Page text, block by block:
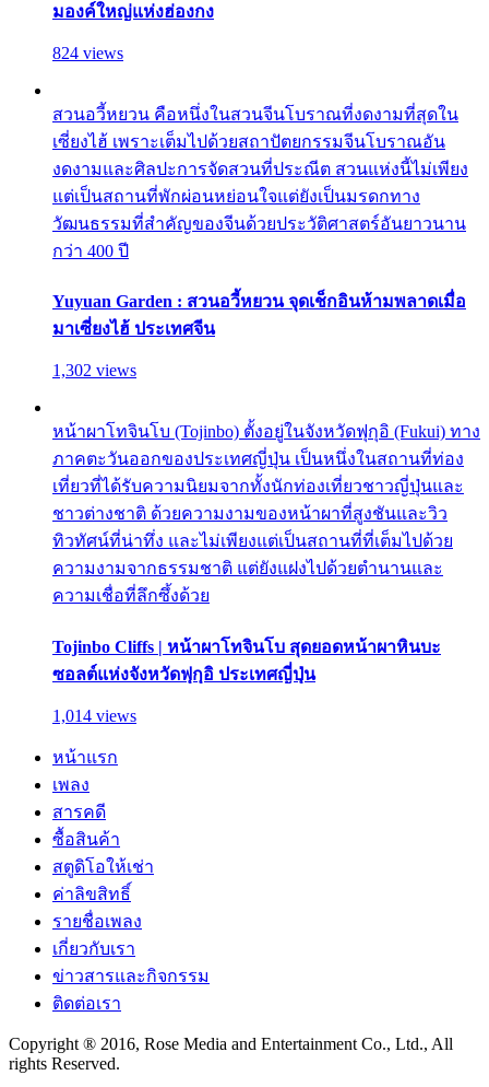
มองค์ใหญ่แห่งฮ่องกง
824 views
สวนอวี้หยวน คือหนึ่งในสวนจีนโบราณที่งดงามที่สุดใน
เซี่ยงไฮ้ เพราะเต็มไปด้วยสถาปัตยกรรมจีนโบราณอัน
งดงามและศิลปะการจัดสวนที่ประณีต สวนแห่งนี้ไม่เพียง
แต่เป็นสถานที่พักผ่อนหย่อนใจแต่ยังเป็นมรดกทาง
วัฒนธรรมที่สำคัญของจีนด้วยประวัติศาสตร์อันยาวนาน
กว่า 400 ปี
Yuyuan Garden : สวนอวี้หยวน จุดเช็กอินห้ามพลาดเมื่อ
มาเซี่ยงไฮ้ ประเทศจีน
1,302 views
หน้าผาโทจินโบ (Tojinbo) ตั้งอยู่ในจังหวัดฟุกุอิ (Fukui) ทาง
ภาคตะวันออกของประเทศญี่ปุ่น เป็นหนึ่งในสถานที่ท่อง
เที่ยวที่ได้รับความนิยมจากทั้งนักท่องเที่ยวชาวญี่ปุ่นและ
ชาวต่างชาติ ด้วยความงามของหน้าผาที่สูงชันและวิว
ทิวทัศน์ที่น่าทึ่ง และไม่เพียงแต่เป็นสถานที่ที่เต็มไปด้วย
ความงามจากธรรมชาติ แต่ยังแฝงไปด้วยตำนานและ
ความเชื่อที่ลึกซึ้งด้วย
Tojinbo Cliffs | หน้าผาโทจินโบ สุดยอดหน้าผาหินบะ
ซอลต์แห่งจังหวัดฟุกุอิ ประเทศญี่ปุ่น
1,014 views
หน้าแรก
เพลง
สารคดี
ซื้อสินค้า
สตูดิโอให้เช่า
ค่าลิขสิทธิ์
รายชื่อเพลง
เกี่ยวกับเรา
ข่าวสารและกิจกรรม
ติดต่อเรา
Copyright ® 2016, Rose Media and Entertainment Co., Ltd., All
rights Reserved.